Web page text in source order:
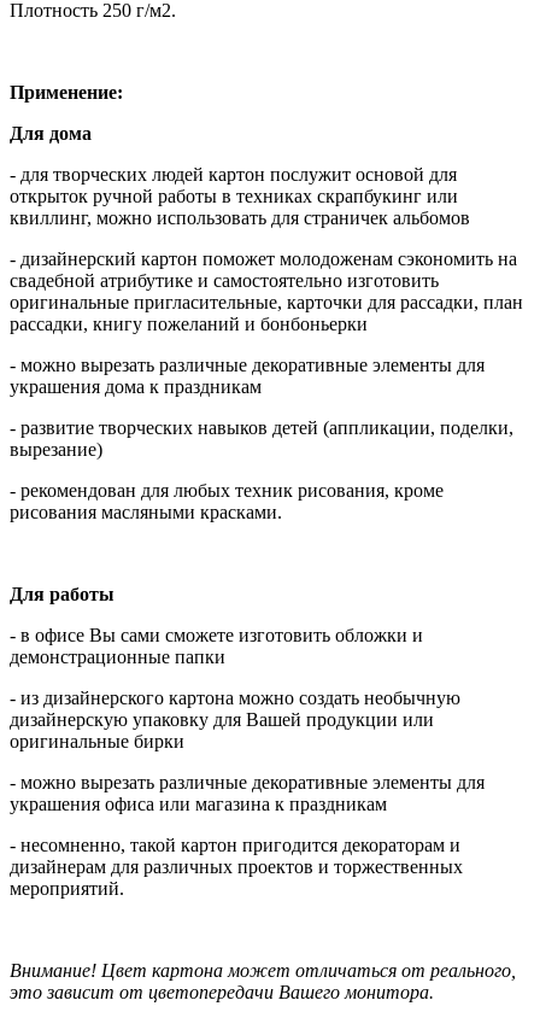
Плотность 250 г/м2.
Применение:
Для дома
- для творческих людей картон послужит основой для
открыток ручной работы в техниках скрапбукинг или
квиллинг, можно использовать для страничек альбомов
- дизайнерский картон поможет молодоженам сэкономить на
свадебной атрибутике и самостоятельно изготовить
оригинальные пригласительные, карточки для рассадки, план
рассадки, книгу пожеланий и бонбоньерки
- можно вырезать различные декоративные элементы для
украшения дома к праздникам
- развитие творческих навыков детей (аппликации, поделки,
вырезание)
- рекомендован для любых техник рисования, кроме
рисования масляными красками.
Для работы
- в офисе Вы сами сможете изготовить обложки и
демонстрационные папки
- из дизайнерского картона можно создать необычную
дизайнерскую упаковку для Вашей продукции или
оригинальные бирки
- можно вырезать различные декоративные элементы для
украшения офиса или магазина к праздникам
- несомненно, такой картон пригодится декораторам и
дизайнерам для различных проектов и торжественных
мероприятий.
Внимание! Цвет картона может отличаться от реального,
это зависит от цветопередачи Вашего монитора.